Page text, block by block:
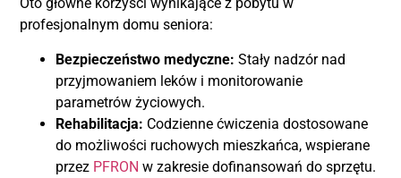
Oto główne korzyści wynikające z pobytu w
profesjonalnym domu seniora:
Bezpieczeństwo medyczne: Stały nadzór nad
przyjmowaniem leków i monitorowanie
parametrów życiowych.
Rehabilitacja: Codzienne ćwiczenia dostosowane
do możliwości ruchowych mieszkańca, wspierane
przez PFRON w zakresie dofinansowań do sprzętu.